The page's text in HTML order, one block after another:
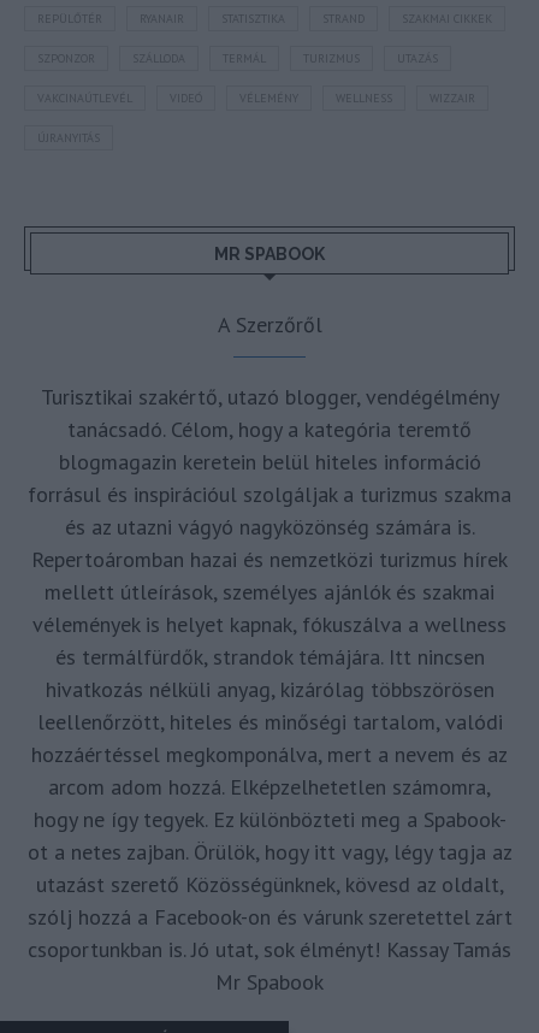
REPÜLŐTÉR STATISZTIKA STRAND SZAKMAI CIKKEK
SZPONZOR SZÁLLODA TERMÁL TURIZMUS UTAZÁS
VAKCINAÚTLEVÉL WIZZAIR
ÚJRANYITÁS
MR SPABOOK
A Szerzőről
Turisztikai szakértő, utazó blogger, vendégélmény
tanácsadó. Célom, hogy a kategória teremtő
blogmagazin keretein belül hiteles információ
forrásul és inspirációul szolgáljak a turizmus szakma
és az utazni vágyó nagyközönség számára is.
Repertoáromban hazai és nemzetközi turizmus hírek
mellett útleírások, személyes ajánlók és szakmai
vélemények is helyet kapnak, fókuszálva a wellness
és termálfürdők, strandok témájára. Itt nincsen
hivatkozás nélküli anyag, kizárólag többszörösen
leellenőrzött, hiteles és minőségi tartalom, valódi
hozzáértéssel megkomponálva, mert a nevem és az
arcom adom hozzá. Elképzelhetetlen számomra,
hogy ne így tegyek. Ez különbözteti meg a Spabook-
ot a netes zajban. Örülök, hogy itt vagy, légy tagja az
utazást szerető Közösségünknek, kövesd az oldalt,
szólj hozzá a Facebook-on és várunk szeretettel zárt
csoportunkban is. Jó utat, sok élményt! Kassay Tamás
Mr Spabook